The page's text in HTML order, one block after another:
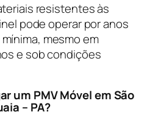
resistentes às
pode operar por anos
mesmo em
e sob condições
um PMV Móvel em São
– PA?